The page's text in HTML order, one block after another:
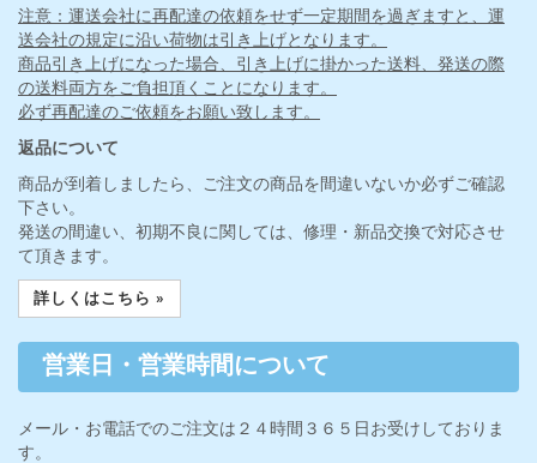
注意：運送会社に再配達の依頼をせず一定期間を過ぎますと、運
送会社の規定に沿い荷物は引き上げとなります。
商品引き上げになった場合、引き上げに掛かった送料、発送の際
の送料両方をご負担頂くことになります。
必ず再配達のご依頼をお願い致します。
返品について
商品が到着しましたら、ご注文の商品を間違いないか必ずご確認
下さい。
発送の間違い、初期不良に関しては、修理・新品交換で対応させ
て頂きます。
詳しくはこちら »
営業日・営業時間について
メール・お電話でのご注文は２４時間３６５日お受けしておりま
す。